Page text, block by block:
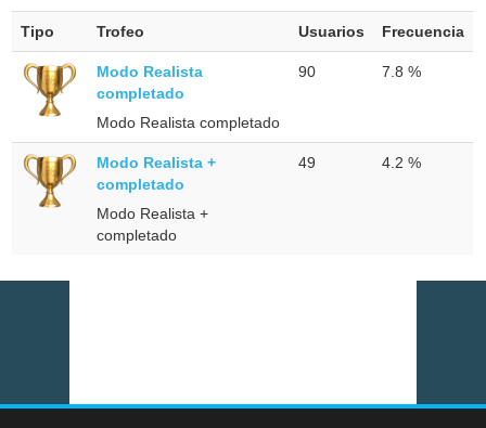
Tipo Trofeo Usuarios Frecuencia
Modo Realista
completado
Modo Realista completado
90 7.8 %
Modo Realista +
completado
Modo Realista +
completado
49 4.2 %